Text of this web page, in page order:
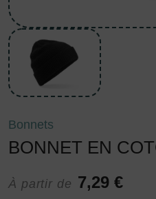
Bonnets
BONNET EN
À partir de 7,29 €